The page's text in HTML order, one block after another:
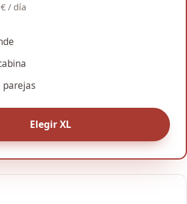
€ / día
parejas
Elegir XL